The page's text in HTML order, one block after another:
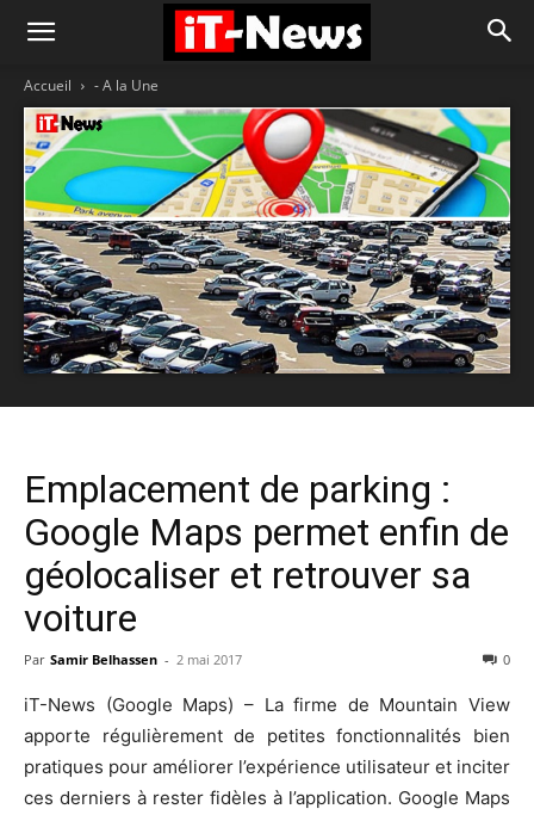
Accueil - A la Une
Emplacement de parking :
Google Maps permet enfin de
géolocaliser et retrouver sa
voiture
Par Samir Belhassen - 2 mai 2017 0
iT-News (Google Maps) – La firme de Mountain View
apporte régulièrement de petites fonctionnalités bien
pratiques pour améliorer l’expérience utilisateur et inciter
ces derniers à rester fidèles à l’application. Google Maps